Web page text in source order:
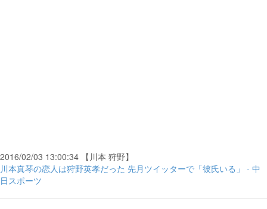
2016/02/03 13:00:34 【川本 狩野】
川本真琴の恋人は狩野英孝だった 先月ツイッターで「彼氏いる」 - 中
日スポーツ